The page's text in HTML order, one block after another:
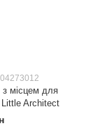
місцем для
Little Architect